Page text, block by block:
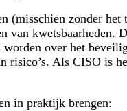
(misschien zonder
van
over het
risico’s. Als CISO is
in praktijk brengen: